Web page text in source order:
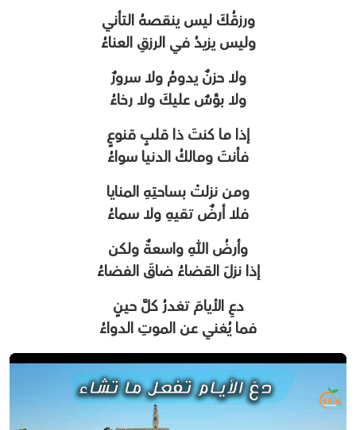
ورزقُكَ ليس ينقصهُ التأني
وليس يزيدُ في الرزقِ العناءُ
ولا حزنٌ يدومُ ولا سرورٌ
ولا بؤسٌ عليكَ ولا رخاءُ
إذا ما كنتَ ذا قلبٍ قنوعٍ
فأنتَ ومالكُ الدنيا سواءُ
ومن نزلتْ بساحتِهِ المنايا
فلا أرضٌ تقيهِ ولا سماءُ
وأرضُ اللهِ واسعةٌ ولكن
إذا نزلَ القضاءُ ضاقَ الفضاءُ
دعِ الأيامَ تغدرُ كلَّ حينٍ
فما يُغني عن الموتِ الدواءُ